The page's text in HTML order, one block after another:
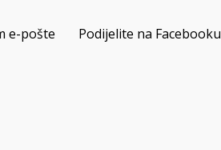
e-pošte Podijelite na Facebooku